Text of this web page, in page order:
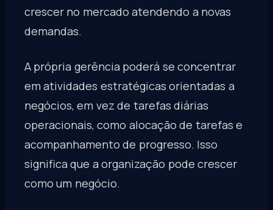
crescer no mercado atendendo a novas
demandas.
A própria gerência poderá se concentrar
em atividades estratégicas orientadas a
negócios, em vez de tarefas diárias
operacionais, como alocação de tarefas e
acompanhamento de progresso. Isso
significa que a organização pode crescer
como um negócio.